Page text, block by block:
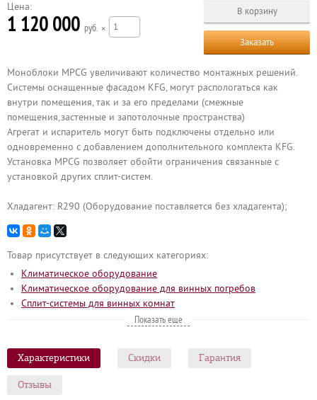
Цена:
1 120 000 р
×
Заказать
Моноблоки MPCG увеличивают количество монтажных решений.
Системы оснащенные фасадом KFG, могут распологаться как
внутри помещения, так и за его пределами (смежные
помещения,застенные и запотолочные пространства)
Агрегат и испаритель могут быть подключены отдельно или
одновременно с добавлением дополнительного комплекта KFG.
Установка MPCG позволяет обойти ограничения связанные с
установкой других сплит-систем.
Хладагент: R290 (Оборудование поставляется без хладагента);
Товар присутствует в следующих категориях:
Климатическое оборудование
Климатическое оборудование для винных погребов
Сплит-системы для винных комнат
Климатические установки для винного погреба
Оборудование для винного магазина
Оборудование для винного погреба
Показать еще
Характеристики Скидки Гарантия
Отзывы